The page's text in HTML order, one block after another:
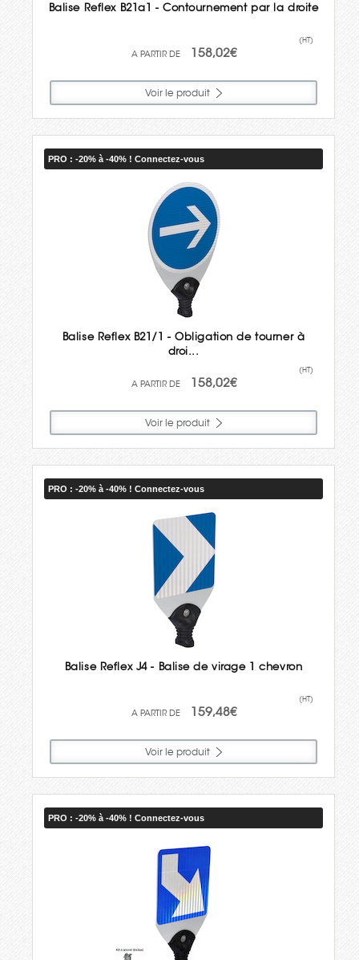
Balise Reflex B21a1 - Contournement par la droite
158,02€
(HT)
Voir le produit
PRO : -20% à -40% ! Connectez-vous
Balise Reflex B21/1 - Obligation de tourner à
droi...
158,02€
(HT)
Voir le produit
PRO : -20% à -40% ! Connectez-vous
Balise Reflex J4 - Balise de virage 1 chevron
159,48€
(HT)
Voir le produit
PRO : -20% à -40% ! Connectez-vous